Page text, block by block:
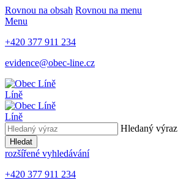
Rovnou na obsah Rovnou na menu
Menu
+420 377 911 234
evidence@obec-line.cz
Líně
Líně
Hledaný výraz
Hledat
rozšířené vyhledávání
+420 377 911 234